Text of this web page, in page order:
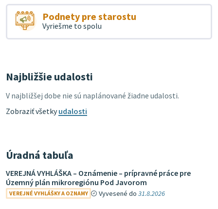
Podnety pre starostu
Vyriešme to spolu
Najbližšie udalosti
V najbližšej dobe nie sú naplánované žiadne udalosti.
Zobraziť všetkyudalosti
Úradná tabuľa
VEREJNÁ VYHLÁŠKA – Oznámenie – prípravné práce pre
Územný plán mikroregiónu Pod Javorom
VEREJNÉ VYHLÁŠKY A OZNAMY Vyvesené do31.8.2026